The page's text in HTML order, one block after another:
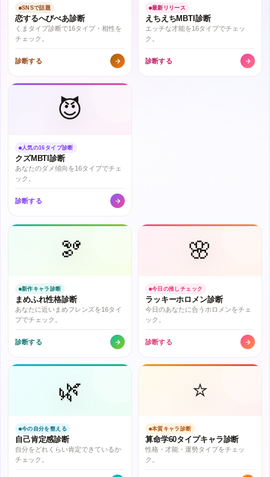
SNSで話題
恋するへびべあ診断
くまタイプ診断で16タイプ・相性を
チェック。
診断する
最新リリース
えちえちMBTI診断
エッチな才能を16タイプでチェッ
ク。
診断する
😈
人気の16タイプ診断
クズMBTI診断
あなたのダメ傾向を16タイプでチェ
ック。
診断する
🫘
新作キャラ診断
まめふれ性格診断
あなたに近いまめフレンズを16タイ
プでチェック。
診断する
🌸
今日の推しチェック
ラッキーホロメン診断
今日のあなたに合うホロメンをチェ
ック。
診断する
🌿
今の自分を整える
自己肯定感診断
自分をどれくらい肯定できているか
チェック。
⭐
本質キャラ診断
算命学60タイプキャラ診断
性格・才能・運勢タイプをチェッ
ク。